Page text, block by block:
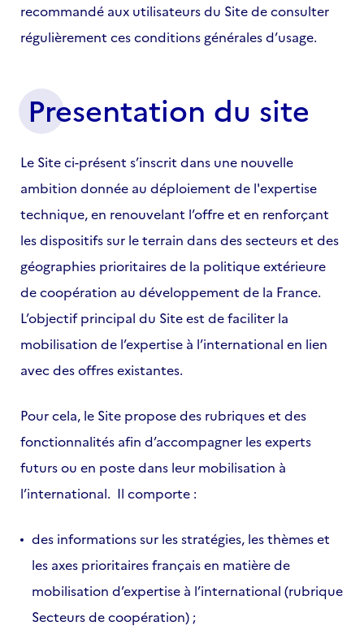
recommandé aux utilisateurs du Site de consulter
régulièrement ces conditions générales d’usage.
Presentation du site
Le Site ci-présent s’inscrit dans une nouvelle
ambition donnée au déploiement de l'expertise
technique, en renouvelant l’offre et en renforçant
les dispositifs sur le terrain dans des secteurs et des
géographies prioritaires de la politique extérieure
de coopération au développement de la France.
L’objectif principal du Site est de faciliter la
mobilisation de l’expertise à l’international en lien
avec des offres existantes.
Pour cela, le Site propose des rubriques et des
fonctionnalités afin d’accompagner les experts
futurs ou en poste dans leur mobilisation à
l’international. Il comporte :
des informations sur les stratégies, les thèmes et
les axes prioritaires français en matière de
mobilisation d’expertise à l’international (rubrique
Secteurs de coopération) ;